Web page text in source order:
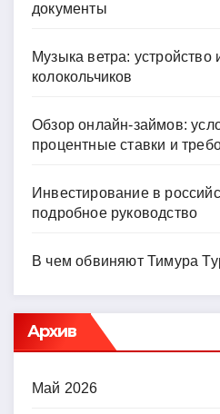
документы
Музыка ветра:
колокольчиков
Обзор онлайн-займов:
процентные ставки и
Инвестирование в
подробное руководство
В чем обвиняют Тимура
Архив
Май 2026